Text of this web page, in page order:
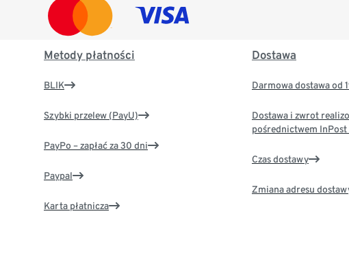
Metody płatności
BLIK
Szybki przelew (PayU)
PayPo – zapłać za 30 dni
Paypal
Karta płatnicza
Dostawa
Darmowa dostawa od
Dostawa i zwrot
pośrednictwem InPost
Czas dostawy
Zmiana adresu